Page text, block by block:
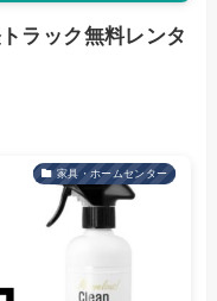
ラック無料レンタ
家具・ホームセンター